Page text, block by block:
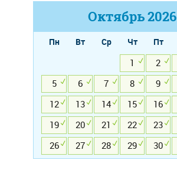
Октябрь2026
Пн Вт Ср Чт Пт
1
2
5
6 7 8 9
12
13 14 15 16
19
20 21 22 23
26
27 28 29 30